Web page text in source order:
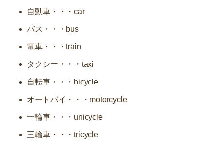
o
o
k
自動車・・・car
バス・・・bus
電車・・・train
タクシー・・・taxi
自転車・・・bicycle
オートバイ・・・motorcycle
一輪車・・・unicycle
三輪車・・・tricycle